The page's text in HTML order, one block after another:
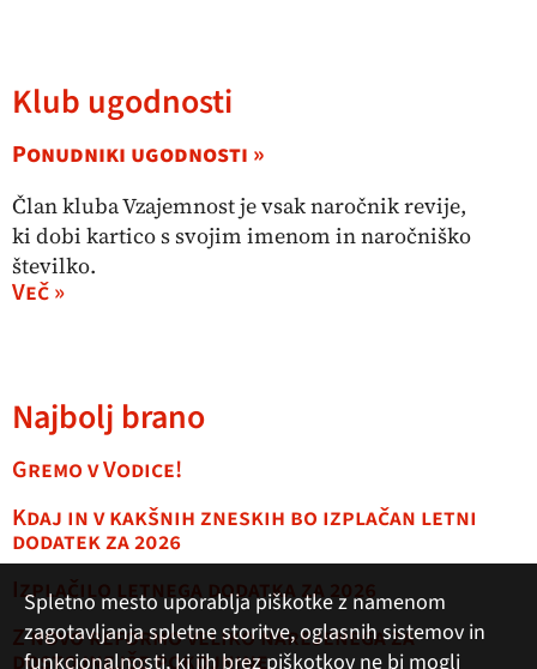
Klub ugodnosti
Ponudniki ugodnosti »
Član kluba Vzajemnost je vsak naročnik revije,
ki dobi kartico s svojim imenom in naročniško
številko.
Več »
Najbolj brano
Gremo v Vodice!
Kdaj in v kakšnih zneskih bo izplačan letni
dodatek za 2026
Izplačilo letnega dodatka za 2026
Z novo reformo veliko narejenega za
dostojnejše pokojnine
Spletno mesto uporablja piškotke z namenom
zagotavljanja spletne storitve, oglasnih sistemov in
funkcionalnosti, ki jih brez piškotkov ne bi mogli